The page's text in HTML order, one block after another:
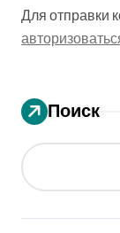
Для отправки
Поиск